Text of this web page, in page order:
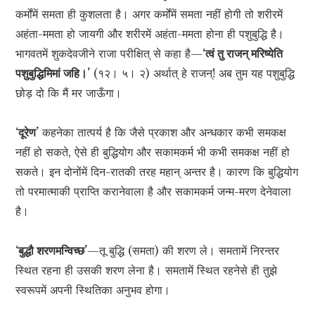
कर्मोंमें समता ही कुशलता है। अगर कर्मोंमें समता नहीं होगी तो शरीरमें
अहंता-ममता हो जायगी और शरीरमें अहंता-ममता होना ही पशुबुद्धि है।
भागवतमें शुकदेवजीने राजा परीक्षित् से कहा है—‘त्वं तु राजन् मरिष्येति
पशुबुद्धिमिमां जहि।’ (१२। ५। २) अर्थात् हे राजन्! अब तुम यह पशुबुद्धि
छोड़ दो कि मैं मर जाऊँगा।
‘दूरेण’ कहनेका तात्पर्य है कि जैसे प्रकाश और अन्धकार कभी समकक्ष
नहीं हो सकते, ऐसे ही बुद्धियोग और सकामकर्म भी कभी समकक्ष नहीं हो
सकते। इन दोनोंमें दिन-रातकी तरह महान् अन्तर है। कारण कि बुद्धियोग
तो परमात्माकी प्राप्ति करानेवाला है और सकामकर्म जन्म-मरण देनेवाला
है।
‘बुद्धौ शरणमन्विच्छ’—तू बुद्धि (समता) की शरण ले। समतामें निरन्तर
स्थित रहना ही उसकी शरण लेना है। समतामें स्थित रहनेसे ही तुझे
स्वरूपमें अपनी स्थितिका अनुभव होगा।